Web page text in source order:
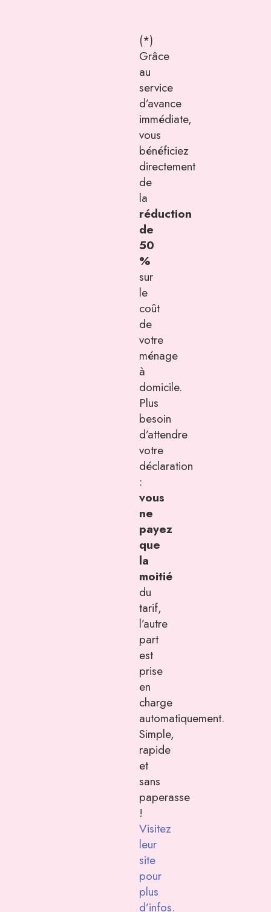
(*)
Grâce
au
service
d’avance
immédiate,
vous
bénéficiez
directement
de
la
réduction
de
50
%
sur
le
coût
de
votre
ménage
à
domicile.
Plus
besoin
d’attendre
votre
déclaration
:
vous
ne
payez
que
la
moitié
du
tarif,
l’autre
part
est
prise
en
charge
automatiquement.
Simple,
rapide
et
sans
paperasse
!
Visitez
leur
site
pour
plus
d’infos.